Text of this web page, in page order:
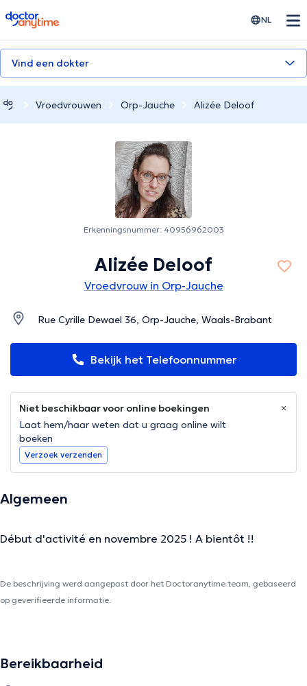
doctoranytime NL
Vind een dokter
Vroedvrouwen Orp-Jauche Alizée Deloof
Erkenningsnummer: 40956962003
Alizée Deloof
Vroedvrouw in Orp-Jauche
Rue Cyrille Dewael 36, Orp-Jauche, Waals-Brabant
Bekijk het Telefoonnummer
Niet beschikbaar voor online boekingen
Laat hem/haar weten dat u graag online wilt
boeken
Verzoek verzenden
Algemeen
Début d'activité en novembre 2025 ! A bientôt !!
De beschrijving werd aangepast door het Doctoranytime team, gebaseerd
op geverifieerde informatie.
Bereikbaarheid